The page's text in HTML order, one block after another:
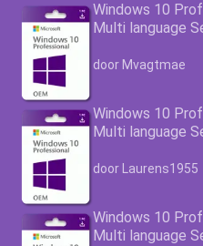
Windows 10
Multi language
Waardering4.63
door Mvagtmae
Windows 10
Multi language
Waardering4.63
door Laurens1955
Windows 10
Multi language